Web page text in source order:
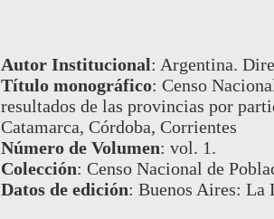
Autor Institucional: Argentina.
Título monográfico: Censo
resultados de las provincias por
Catamarca, Córdoba, Corrientes
Número de Volumen: vol. 1.
Colección: Censo Nacional de
Datos de edición: Buenos Aires: La